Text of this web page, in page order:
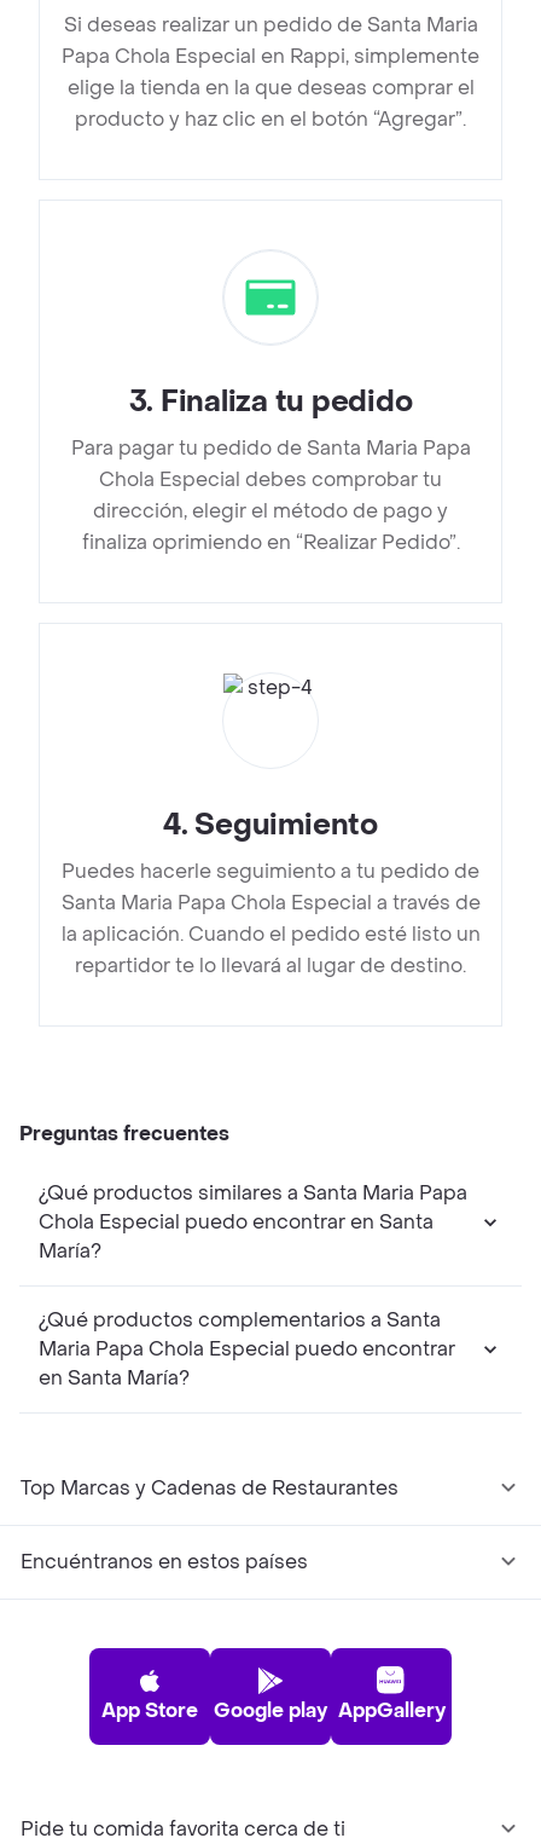
Si deseas realizar un pedido de Santa Maria
Papa Chola Especial en Rappi, simplemente
elige la tienda en la que deseas comprar el
producto y haz clic en el botón “Agregar”.
3. Finaliza tu pedido
Para pagar tu pedido de Santa Maria Papa
Chola Especial debes comprobar tu
dirección, elegir el método de pago y
finaliza oprimiendo en “Realizar Pedido”.
4. Seguimiento
Puedes hacerle seguimiento a tu pedido de
Santa Maria Papa Chola Especial a través de
la aplicación. Cuando el pedido esté listo un
repartidor te lo llevará al lugar de destino.
Preguntas frecuentes
¿Qué productos similares a Santa Maria Papa
Chola Especial puedo encontrar en Santa
María?
¿Qué productos complementarios a Santa
Maria Papa Chola Especial puedo encontrar
en Santa María?
Top Marcas y Cadenas de Restaurantes
Encuéntranos en estos países
App Store Google play AppGallery
Pide tu comida favorita cerca de ti